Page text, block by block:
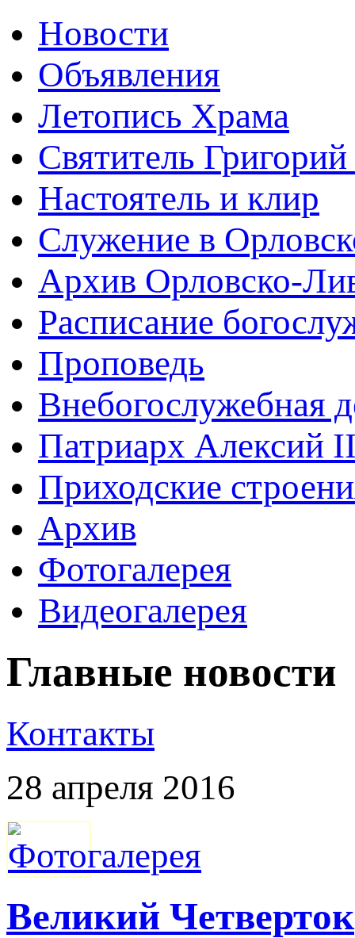
Новости
Объявления
Летопись Храма
Святитель
Настоятель и клир
Служение в
Архив Орловско-
Расписание
Проповедь
Внебогослужебная
Патриарх Алексий
Приходские
Архив
Фотогалерея
Видеогалерея
Главные новости
Контакты
28 апреля 2016
Великий Четвертoк